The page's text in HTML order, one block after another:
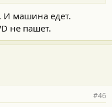
И машина едет.
не пашет.
#46